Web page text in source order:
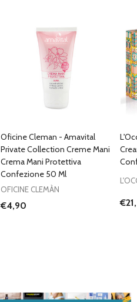
Oficine Cleman - Amavital
Private Collection Creme Mani
Crema Mani Protettiva
Confezione 50 Ml
OFICINE CLEMÀN
€4,90